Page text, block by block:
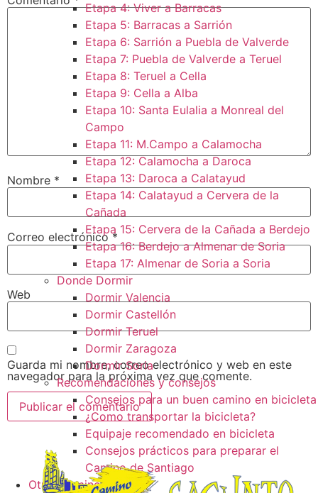
Etapa 4: Viver a Barracas
Etapa 5: Barracas a Sarrión
Etapa 6: Sarrión a Puebla de Valverde
Etapa 7: Puebla de Valverde a Teruel
Etapa 8: Teruel a Cella
Etapa 9: Cella a Alba
Etapa 10: Santa Eulalia a Monreal del
Campo​
Etapa 11: M.Campo a Calamocha​
Etapa 12: Calamocha a Daroca ​
Etapa 13: Daroca a Calatayud
Etapa 14: Calatayud a Cervera de la
Cañada​
Etapa 15: Cervera de la Cañada a Berdejo
Etapa 16: Berdejo a Almenar de Soria
Etapa 17: Almenar de Soria a Soria ​
Donde Dormir
Dormir Valencia
Dormir Castellón
Dormir Teruel
Dormir Zaragoza
Dormir Soria
Recomendaciones y consejos
Consejos para un buen camino en bicicleta
¿Como transportar la bicicleta?
Equipaje recomendado en bicicleta
Consejos prácticos para preparar el
Camino de Santiago
Otros caminos
Nombre *
Correo electrónico*
Web
Guarda mi nombre, correo electrónico y web en este
navegador para la próxima vez que comente.